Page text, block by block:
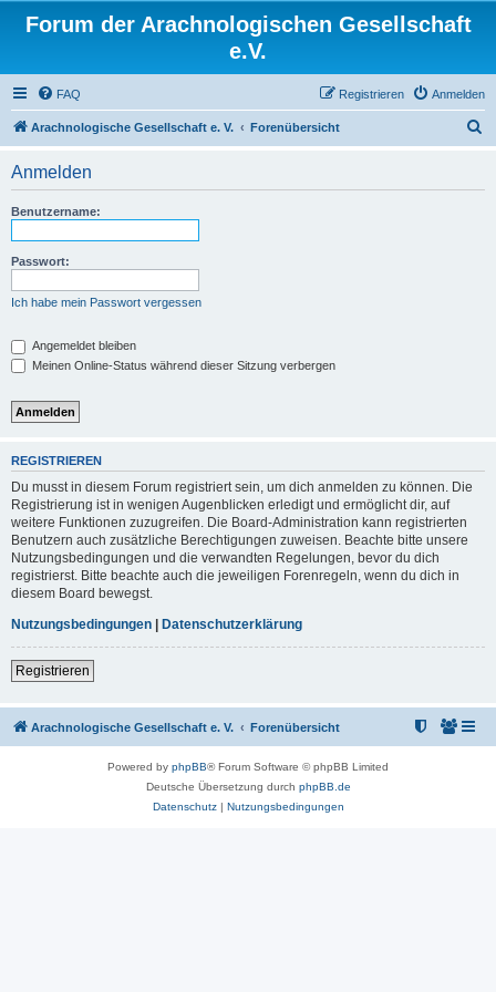
Forum der Arachnologischen Gesellschaft
e.V.
FAQ Anmelden
Registrieren
Arachnologische Gesellschaft e. V. Forenübersicht
Anmelden
Benutzername:
Passwort:
Ich habe mein Passwort vergessen
Angemeldet bleiben
Meinen Online-Status während dieser Sitzung verbergen
REGISTRIEREN
Du musst in diesem Forum registriert sein, um dich anmelden zu können. Die
Registrierung ist in wenigen Augenblicken erledigt und ermöglicht dir, auf
weitere Funktionen zuzugreifen. Die Board-Administration kann registrierten
Benutzern auch zusätzliche Berechtigungen zuweisen. Beachte bitte unsere
Nutzungsbedingungen und die verwandten Regelungen, bevor du dich
registrierst. Bitte beachte auch die jeweiligen Forenregeln, wenn du dich in
diesem Board bewegst.
Nutzungsbedingungen | Datenschutzerklärung
Registrieren
Arachnologische Gesellschaft e. V. Forenübersicht
Powered by phpBB® Forum Software © phpBB Limited
Deutsche Übersetzung durch phpBB.de
Datenschutz| Nutzungsbedingungen